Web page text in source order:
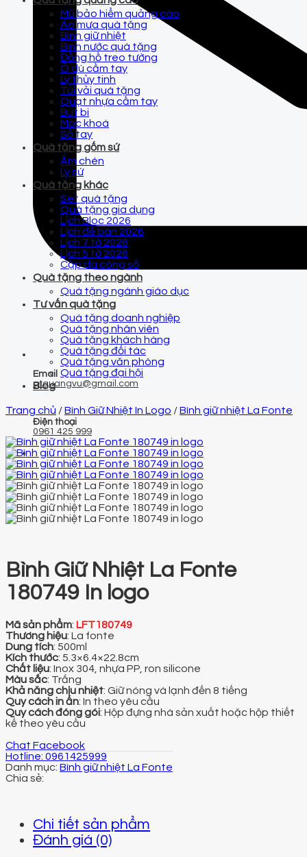
Email
qtquangvu@gmail.com
Điện thoại
0961 425 999
Mũ bảo hiểm quảng cáo
Áo mưa quà tặng
Bình giữ nhiệt
Bình nước quà tặng
Đồng hồ treo tường
Ô dù cầm tay
Ly thủy tinh
Túi vải quà tặng
Quạt nhựa cầm tay
Bút bi
Móc khoá
Sổ tay
Quà tặng gốm sứ
Ấm chén
Ly sứ
Quà tặng khác
Set quà tặng
Quà tặng gia dụng
Lịch Bloc 2026
Lịch để bàn 2026
Lịch 7 tờ 2026
Lịch 5 tờ 2026
Cặp da công sở
Quà tặng theo ngành
Quà tặng ngành giáo dục
Tư vấn quà tặng
Quà tặng doanh nghiệp
Quà tặng nhân viên
Quà tặng khách hàng
Quà tặng đối tác
Quà tặng văn phòng
Quà tặng đại hội
Blog
Trang chủ /Bình Giữ Nhiệt In Logo /Bình giữ nhiệt La Fonte
Bình Giữ Nhiệt La Fonte
180749 In logo
Mã sản phẩm: LFT180749
Thương hiệu: La fonte
Dung tích: 500ml
Kích thước: 5.3×6.4×22.8cm
Chất liệu: Inox 304, nhựa PP, ron silicone
Màu sắc: Trắng
Khả năng chịu nhiệt: Giữ nóng và lạnh đến 8 tiếng
Quy cách in ấn: In theo yêu cầu
Quy cách đóng gói: Hộp đựng nhà sản xuất hoặc hộp thiết
kế theo yêu cầu
Chat Facebook
Hotline: 0961425999
Danh mục: Bình giữ nhiệt La Fonte
Chi tiết sản phẩm
Đánh giá (0)